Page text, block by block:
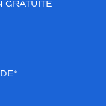
GRATUITE